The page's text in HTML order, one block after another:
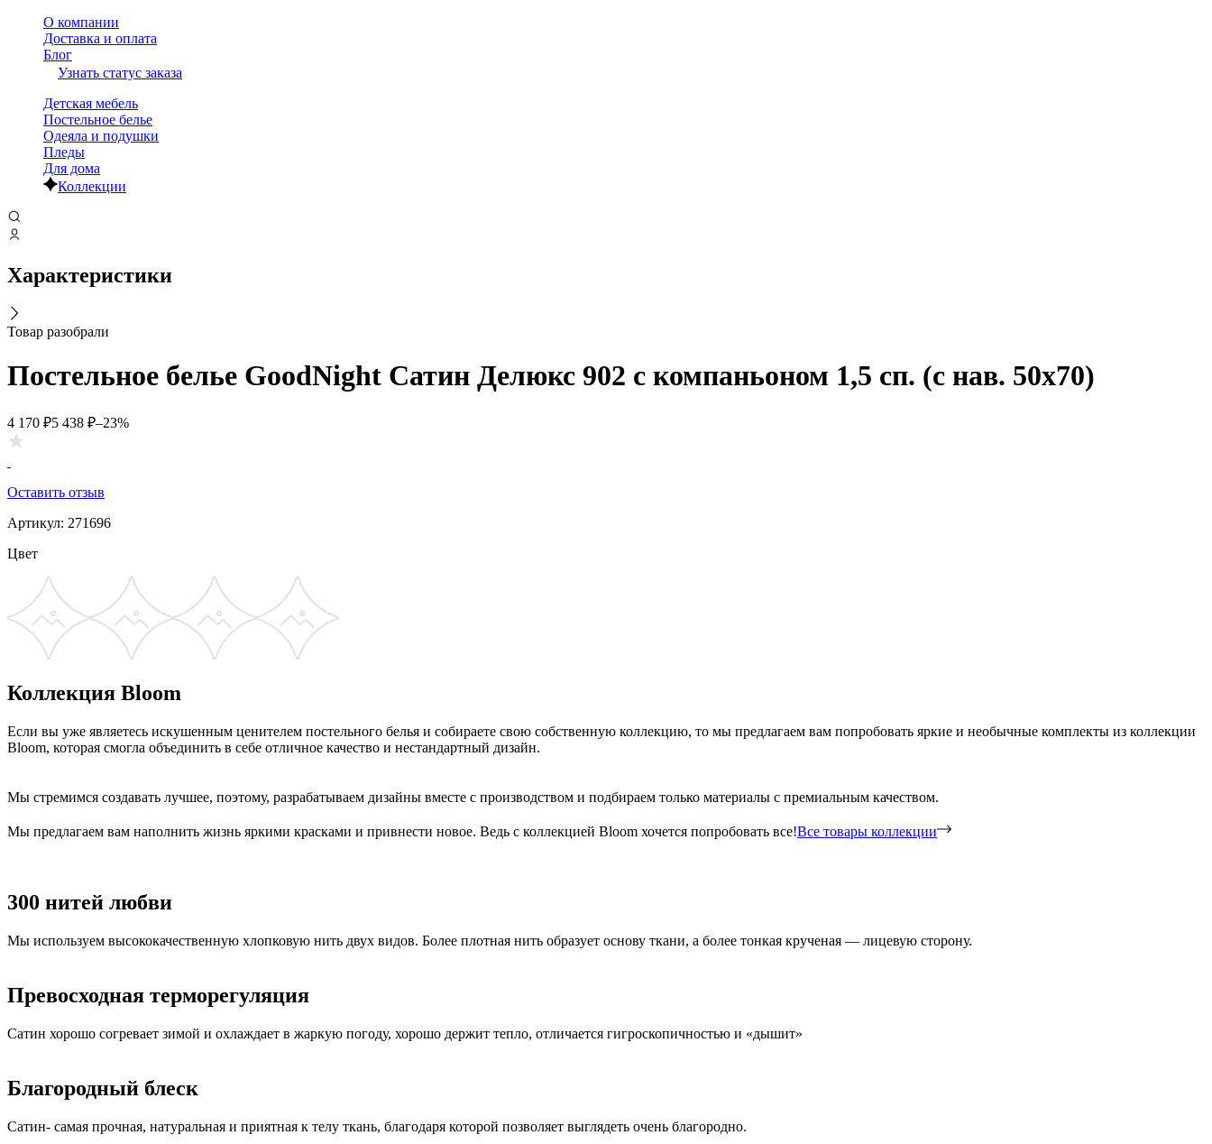
О компании
Доставка и оплата
Блог
Узнать статус заказа
Детская мебель
Постельное белье
Одеяла и подушки
Пледы
Для дома
Коллекции
Характеристики
Товар разобрали
Постельное белье GoodNight Сатин Делюкс 902 с компаньоном 1,5 сп. (с нав. 50х70)
4 170 ₽5 438 ₽–23%
Оставить отзыв
Артикул: 271696
Цвет
Коллекция Bloom
Если вы уже являетесь искушенным ценителем постельного белья и собираете свою собственную коллекцию, то мы предлагаем вам попробовать яркие и необычные комплекты из коллекции
Bloom, которая смогла объединить в себе отличное качество и нестандартный дизайн.
Мы стремимся создавать лучшее, поэтому, разрабатываем дизайны вместе с производством и подбираем только материалы с премиальным качеством.
Мы предлагаем вам наполнить жизнь яркими красками и привнести новое. Ведь с коллекцией Bloom хочется попробовать все!Все товары коллекции
300 нитей любви
Мы используем высококачественную хлопковую нить двух видов. Более плотная нить образует основу ткани, а более тонкая крученая — лицевую сторону.
Превосходная терморегуляция
Сатин хорошо согревает зимой и охлаждает в жаркую погоду, хорошо держит тепло, отличается гигроскопичностью и «дышит»
Благородный блеск
Сатин- самая прочная, натуральная и приятная к телу ткань, благодаря которой позволяет выглядеть очень благородно.